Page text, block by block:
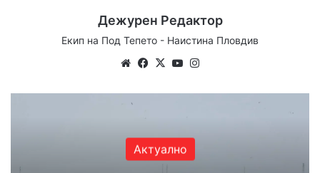
Дежурен Редактор
Екип на Под Тепето - Наистина Пловдив
WebsiteFacebook
X YouTube
Актуално